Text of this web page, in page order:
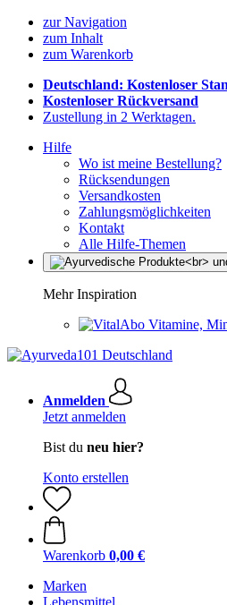
zur Navigation
zum Inhalt
zum Warenkorb
Deutschland: Kostenloser
Kostenloser Rückversand
Zustellung in 2 Werktagen.
Hilfe
Wo ist meine Bestellung?
Rücksendungen
Versandkosten
Zahlungsmöglichkeiten
Kontakt
Alle Hilfe-Themen
Mehr Inspiration
Vitamine,
Anmelden
Jetzt anmelden
Bist du neu hier?
Konto erstellen
Warenkorb 0,00 €
Marken
Lebensmittel